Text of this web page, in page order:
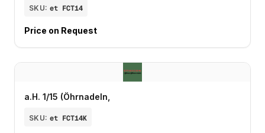
SKU: et FCT14
Price on Request
a.H. 1/15 (Öhrnadeln,
SKU: et FCT14K